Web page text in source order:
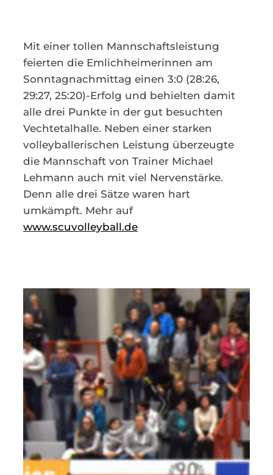
Mit einer tollen Mannschaftsleistung
feierten die Emlichheimerinnen am
Sonntagnachmittag einen 3:0 (28:26,
29:27, 25:20)-Erfolg und behielten damit
alle drei Punkte in der gut besuchten
Vechtetalhalle. Neben einer starken
volleyballerischen Leistung überzeugte
die Mannschaft von Trainer Michael
Lehmann auch mit viel Nervenstärke.
Denn alle drei Sätze waren hart
umkämpft. Mehr auf
www.scuvolleyball.de